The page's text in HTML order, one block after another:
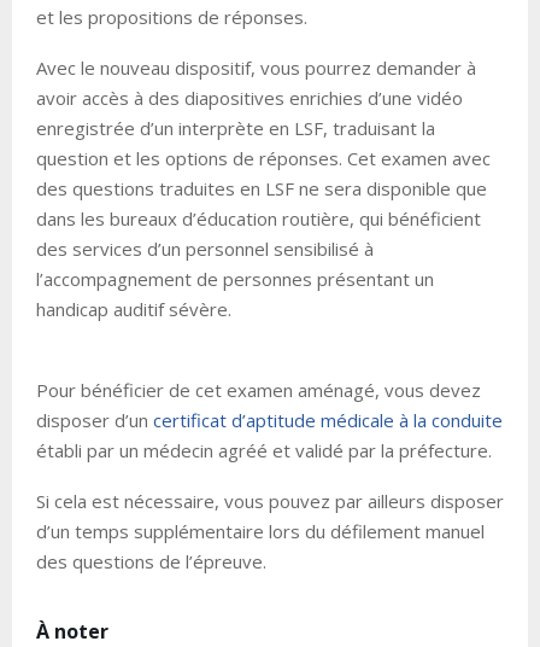
et les propositions de réponses.
Avec le nouveau dispositif, vous pourrez demander à
avoir accès à des diapositives enrichies d’une vidéo
enregistrée d’un interprète en LSF, traduisant la
question et les options de réponses. Cet examen avec
des questions traduites en LSF ne sera disponible que
dans les bureaux d’éducation routière, qui bénéficient
des services d’un personnel sensibilisé à
l’accompagnement de personnes présentant un
handicap auditif sévère.
Pour bénéficier de cet examen aménagé, vous devez
disposer d’un certificat d’aptitude médicale à la conduite
établi par un médecin agréé et validé par la préfecture.
Si cela est nécessaire, vous pouvez par ailleurs disposer
d’un temps supplémentaire lors du défilement manuel
des questions de l’épreuve.
À noter